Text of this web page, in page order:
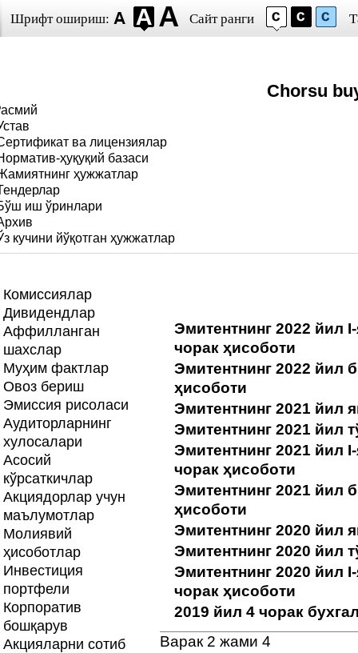
Шрифт ошириш: Сайт ранги
Chorsu
ва лицензиялар
ҳуқуқий базаси
ҳужжатлар
иш ўринлари
кучини йўқотган ҳужжатлар
Комиссиялар
Дивидендлар
Аффилланган
шахслар
Муҳим фактлар
Овоз бериш
Эмиссия рисоласи
Аудиторларнинг
хулосалари
Асосий
кўрсаткичлар
Акциядорлар учун
маълумотлар
Молиявий
ҳисоботлар
Инвестиция
портфели
Корпоратив
бошқарув
Акцияларни сотиб
Эмитентнинг 2022 йил
чорак ҳисоботи
Эмитентнинг 2022 йил
ҳисоботи
Эмитентнинг 2021 йил
Эмитентнинг 2021 йил
Эмитентнинг 2021 йил
чорак ҳисоботи
Эмитентнинг 2021 йил
ҳисоботи
Эмитентнинг 2020 йил
Эмитентнинг 2020 йил
Эмитентнинг 2020 йил
чорак ҳисоботи
2019 йил 4 чорак
Варак 2 жами 4